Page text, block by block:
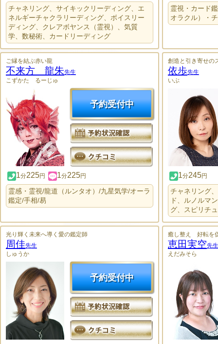
チャネリング、サイキックリーディング、エ
ネルギーチャクラリーディング、ボイスリー
ディング、クレアボヤンス（霊視）、気質
学、数秘術、カードリーディング
霊視・カード
オラクル）・
ご縁を結ぶ赤い龍
不来方 龍朱先生
こずかた るーじゅ
予約受付中
1分225円 1分225円
霊感・霊視/龍道（ルンタオ）/九星気学/オーラ
鑑定/手相/易
創造と引き寄せの
依歩先生
いぶ
1分245円
チャネリング
ド、ルノルマ
グ、スピリチ
光り輝く未来へ導く愛の鑑定師
周佳先生
しゅうか
予約受付中
癒し整え 好転を
恵田実空先生
えだみそら